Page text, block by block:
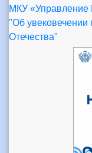
МКУ
"Об увековечении
Отечества"